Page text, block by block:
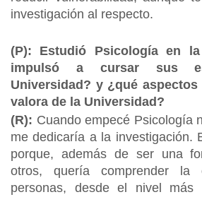
investigación al respecto.
(P): Estudió Psicología en
impulsó a cursar sus
Universidad? y ¿qué
valora de la Universidad?
(R): Cuando empecé Psicología
me dedicaría a la investigación.
porque, además de ser una
otros, quería comprender la
personas, desde el nivel